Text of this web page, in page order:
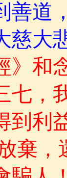
善道
慈大
》和
七，
到利
棄